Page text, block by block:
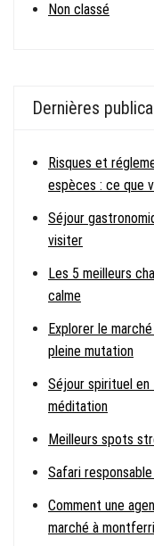
Non classé
Dernières
Risques et
espèces : ce que
Séjour
visiter
Les 5 meilleurs
calme
Explorer le
pleine mutation
Séjour spirituel
méditation
Meilleurs spots
Safari
Comment une
marché à